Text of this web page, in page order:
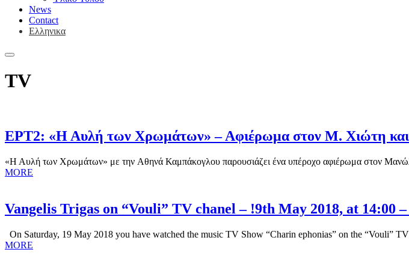
News
Contact
Ελληνικα
TV
ΕΡΤ2: «Η Αυλή των Χρωμάτων» – Αφιέρωμα στον Μ. Χιώτη και
«Η Αυλή των Χρωμάτων» με την Αθηνά Καμπάκογλου παρουσιάζει ένα υπέροχο αφιέρωμα στον
MORE
Vangelis Trigas on “Vouli” TV chanel – !9th May 2018, at 14:00 –
On Saturday, 19 May 2018 you have watched the music TV Show “Charin ephonias” on the “Vouli”
MORE